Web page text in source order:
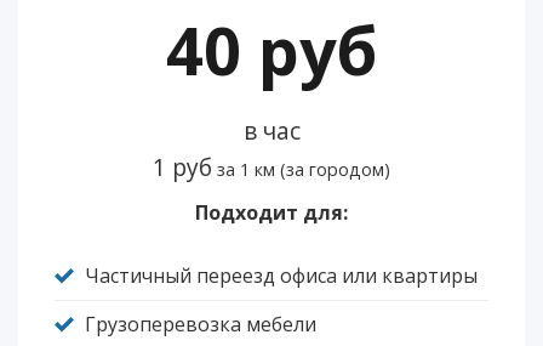
40 руб
в час
1 руб за 1 км (за городом)
Подходит для:
Частичный переезд офиса или квартиры
Грузоперевозка мебели